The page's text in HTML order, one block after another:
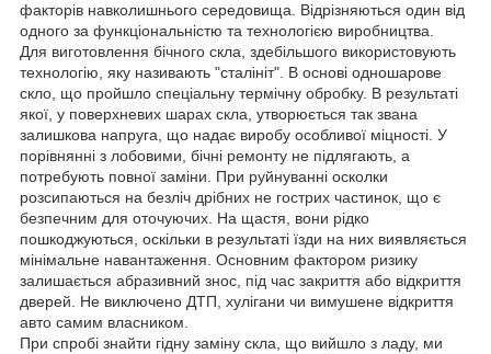
факторів навколишнього середовища. Відрізняються один від
одного за функціональністю та технологією виробництва.
Для виготовлення бічного скла, здебільшого використовують
технологію, яку називають "сталініт". В основі одношарове
скло, що пройшло спеціальну термічну обробку. В результаті
якої, у поверхневих шарах скла, утворюється так звана
залишкова напруга, що надає виробу особливої міцності. У
порівнянні з лобовими, бічні ремонту не підлягають, а
потребують повної заміни. При руйнуванні осколки
розсипаються на безліч дрібних не гострих частинок, що є
безпечним для оточуючих. На щастя, вони рідко
пошкоджуються, оскільки в результаті їзди на них виявляється
мінімальне навантаження. Основним фактором ризику
залишається абразивний знос, під час закриття або відкриття
дверей. Не виключено ДТП, хулігани чи вимушене відкриття
авто самим власником.
При спробі знайти гідну заміну скла, що вийшло з ладу, ми